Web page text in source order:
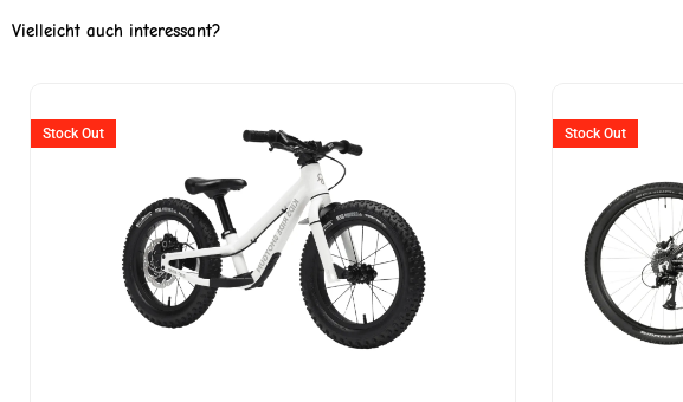
Vielleicht auch interessant?
Stock Out
Preis
war:
CHF 349CHF 225.
Stock Out